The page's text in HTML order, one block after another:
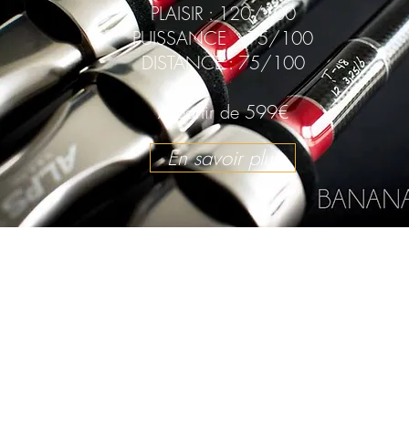
PLAISIR : 120/100
PUISSANCE : 75/100
DISTANCE : 75/100
A partir de 599€
En savoir plus